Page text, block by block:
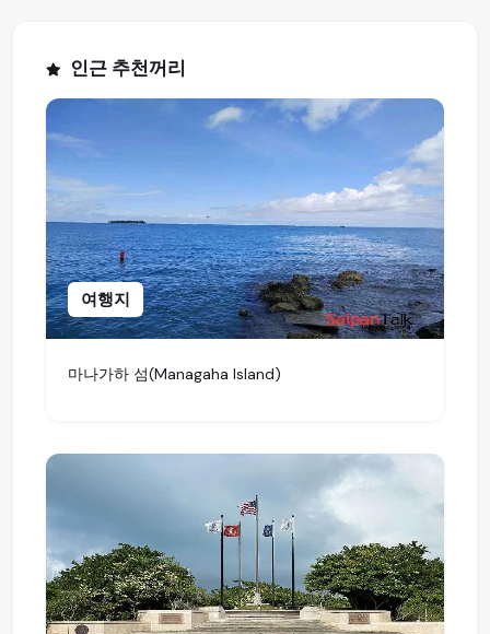
인근 추천꺼리
여행지
마나가하 섬(Managaha Island)